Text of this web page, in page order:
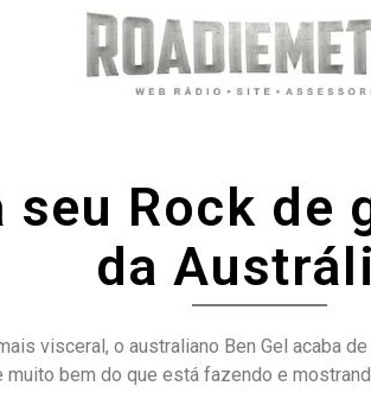
seu Rock de
da
visceral, o australiano Ben Gel acaba
bem do que está fazendo e